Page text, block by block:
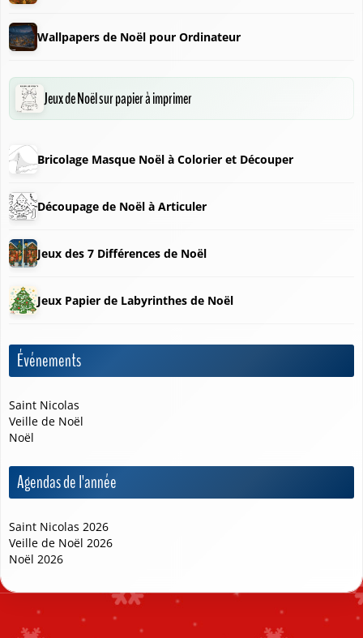
Wallpapers de Noël pour Ordinateur
Jeux de Noël sur papier à imprimer
Bricolage Masque Noël à Colorier et Découper
Découpage de Noël à Articuler
Jeux des 7 Différences de Noël
Jeux Papier de Labyrinthes de Noël
Événements
Saint Nicolas
Veille de Noël
Noël
Agendas de l'année
Saint Nicolas 2026
Veille de Noël 2026
Noël 2026